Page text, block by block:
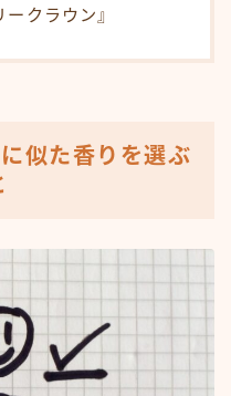
ークラウン』
似た香りを選ぶ